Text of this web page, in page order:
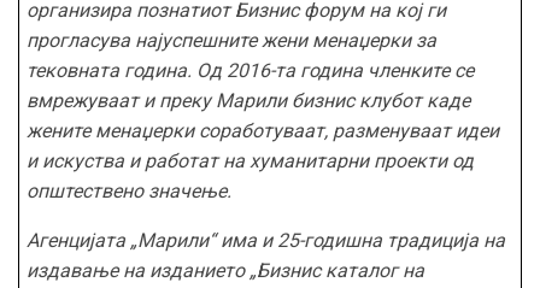
организира познатиот Бизнис форум на кој ги
прогласува најуспешните жени менаџерки за
тековната година. Од 2016-та година членките се
вмрежуваат и преку Марили бизнис клуботкаде
женитеменаџерки соработуваат, разменуваат идеи
и искуства и работат на хуманитарни проекти од
општествено значење.
Агенцијата„Марили“има и 25-годишна традиција на
издавање на изданието„Бизнис каталог на